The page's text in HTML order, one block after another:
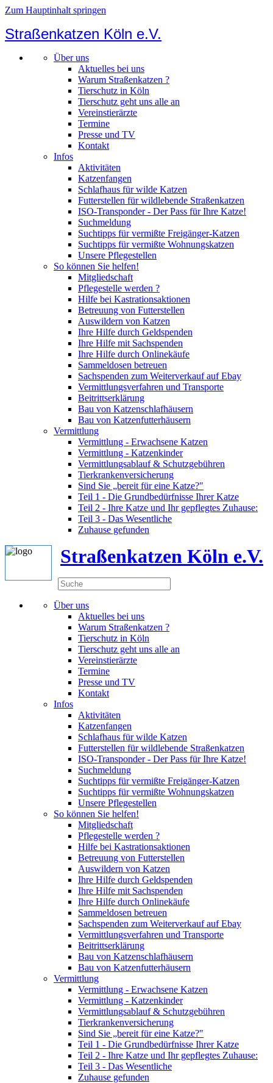
Zum Hauptinhalt springen
Straßenkatzen Köln e.V.
Über uns
Aktuelles bei uns
Warum Straßenkatzen ?
Tierschutz in Köln
Tierschutz geht uns alle an
Vereinstierärzte
Termine
Presse und TV
Kontakt
Infos
Aktivitäten
Katzenfangen
Schlafhaus für wilde Katzen
Futterstellen für wildlebende Straßenkatzen
ISO-Transponder - Der Pass für Ihre Katze!
Suchmeldung
Suchtipps für vermißte Freigänger-Katzen
Suchtipps für vermißte Wohnungskatzen
Unsere Pflegestellen
So können Sie helfen!
Mitgliedschaft
Pflegestelle werden ?
Hilfe bei Kastrationsaktionen
Betreuung von Futterstellen
Auswildern von Katzen
Ihre Hilfe durch Geldspenden
Ihre Hilfe mit Sachspenden
Ihre Hilfe durch Onlinekäufe
Sammeldosen betreuen
Sachspenden zum Weiterverkauf auf Ebay
Vermittlungsverfahren und Transporte
Beitrittserklärung
Bau von Katzenschlafhäusern
Bau von Katzenfutterhäusern
Vermittlung
Vermittlung - Erwachsene Katzen
Vermittlung - Katzenkinder
Vermittlungsablauf & Schutzgebühren
Tierkrankenversicherung
Sind Sie „bereit für eine Katze?"
Teil 1 - Die Grundbedürfnisse Ihrer Katze
Teil 2 - Ihre Katze und Ihr gepflegtes Zuhause:
Teil 3 - Das Wesentliche
Zuhause gefunden
Straßenkatzen Köln e.V.
Über uns
Aktuelles bei uns
Warum Straßenkatzen ?
Tierschutz in Köln
Tierschutz geht uns alle an
Vereinstierärzte
Termine
Presse und TV
Kontakt
Infos
Aktivitäten
Katzenfangen
Schlafhaus für wilde Katzen
Futterstellen für wildlebende Straßenkatzen
ISO-Transponder - Der Pass für Ihre Katze!
Suchmeldung
Suchtipps für vermißte Freigänger-Katzen
Suchtipps für vermißte Wohnungskatzen
Unsere Pflegestellen
So können Sie helfen!
Mitgliedschaft
Pflegestelle werden ?
Hilfe bei Kastrationsaktionen
Betreuung von Futterstellen
Auswildern von Katzen
Ihre Hilfe durch Geldspenden
Ihre Hilfe mit Sachspenden
Ihre Hilfe durch Onlinekäufe
Sammeldosen betreuen
Sachspenden zum Weiterverkauf auf Ebay
Vermittlungsverfahren und Transporte
Beitrittserklärung
Bau von Katzenschlafhäusern
Bau von Katzenfutterhäusern
Vermittlung
Vermittlung - Erwachsene Katzen
Vermittlung - Katzenkinder
Vermittlungsablauf & Schutzgebühren
Tierkrankenversicherung
Sind Sie „bereit für eine Katze?"
Teil 1 - Die Grundbedürfnisse Ihrer Katze
Teil 2 - Ihre Katze und Ihr gepflegtes Zuhause:
Teil 3 - Das Wesentliche
Zuhause gefunden